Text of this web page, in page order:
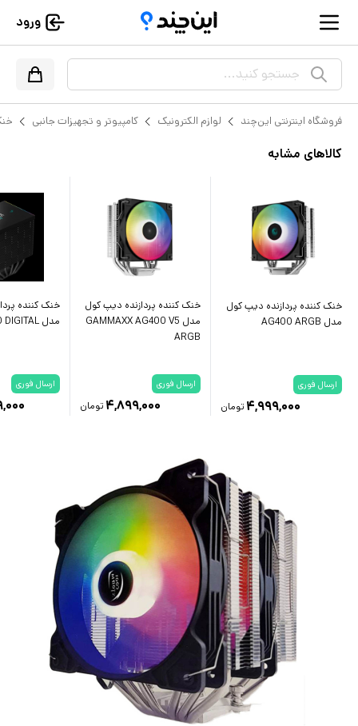
ورود
جستجو کنید...
فروشگاه اینترنتی این‌چند لوازم الکترونیک کامپیوتر و تجهیزات جانبی
کالاهای مشابه
خنک کننده پردازنده دیپ کول
مدل AG400 ARGB
ارسال فوری
۴,۹۹۹,۰۰۰ تومان
خنک کننده پردازنده دیپ کول
مدل GAMMAXX AG400 V5
ARGB
ارسال فوری
۴,۸۹۹,۰۰۰ تومان
خنک کننده
مدل AK620 DIGITAL
ارسال فوری